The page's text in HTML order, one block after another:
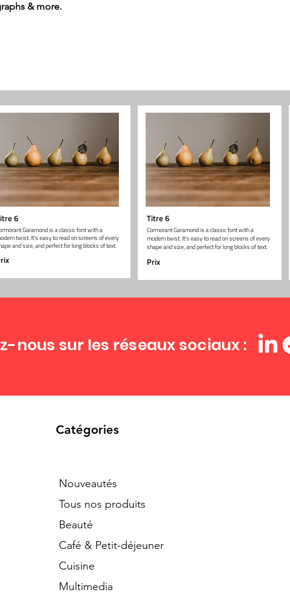
& more.
6
Garamond is a classic font with a
twist. It's easy to read on screens of every
and size, and perfect for long blocks of text.
Titre 6
Cormorant Garamond is a classic font with a
modern twist. It's easy to read on screens of every
shape and size, and perfect for long blocks of text.
Prix
nous sur les réseaux sociaux :
Catégories
Nouveautés
Tous nos produits
Beauté
Café & Petit-déjeuner
Cuisine
Multimedia